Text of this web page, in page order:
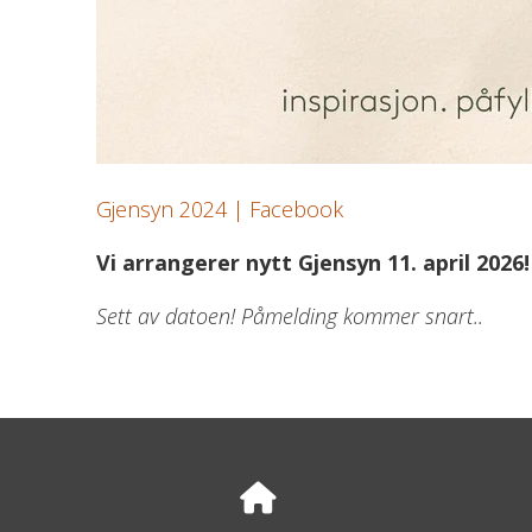
Gjensyn 2024 | Facebook
Vi arrangerer nytt Gjensyn 11. april 2026!
Sett av datoen! Påmelding kommer snart..